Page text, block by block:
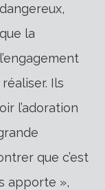
la
Ils
l’adoration
que c’est
apporte »,